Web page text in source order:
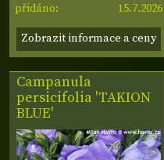
šířka 30-40 cm
přidáno:
15.7.2026
Zobrazit informace a ceny
Campanula
persicifolia 'TAKION
BLUE'